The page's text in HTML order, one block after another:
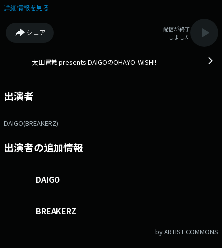
ヘルシーな食材や、健康のためのちょっとした心がけ、ストレス解消につ
ニュース。日曜の朝に、食事の用意をしながら、ドライブをしながら、
「心地よい暮らし」に役立つ情報をお届けします！◆ Xハッシュタグ
は「#エフエムアイチ」 Xアカウントは「@FMAICHI」
詳細情報を見る
シェア
配信が終了
しました
太田胃散 presents DAIGOのOHAYO-WISH!!
出演者
DAIGO(BREAKERZ)
出演者の追加情報
DAIGO
BREAKERZ
by ARTIST COMMONS